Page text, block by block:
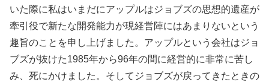
いた際に私はいまだにアップルはジョブズの思想的遺産が
牽引役で新たな開発能力が現経営陣にはあまりないという
趣旨のことを申し上げました。アップルという会社はジョ
ブズが抜けた1985年から96年の間に経営的に非常に苦し
み、死にかけました。そしてジョブズが戻ってきたときの